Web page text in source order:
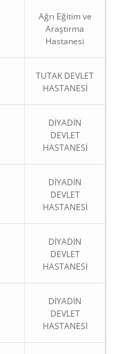
Ağrı Eğitim ve
Araştırma
Hastanesi
TUTAK DEVLET
HASTANESİ
DİYADİN
DEVLET
HASTANESİ
DİYADİN
DEVLET
HASTANESİ
DİYADİN
DEVLET
HASTANESİ
DİYADİN
DEVLET
HASTANESİ